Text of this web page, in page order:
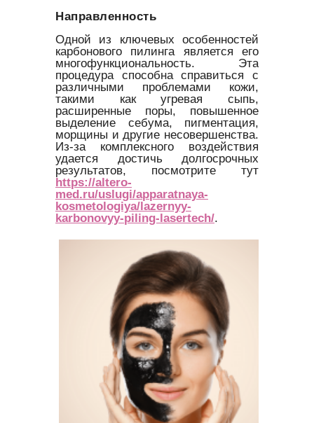
Направленность
Одной из ключевых особенностей
карбонового пилинга является его
многофункциональность. Эта
процедура способна справиться с
различными проблемами кожи,
такими как угревая сыпь,
расширенные поры, повышенное
выделение себума, пигментация,
морщины и другие несовершенства.
Из-за комплексного воздействия
удается достичь долгосрочных
результатов, посмотрите тут
https://altero-
med.ru/uslugi/apparatnaya-
kosmetologiya/lazernyy-
karbonovyy-piling-lasertech/.